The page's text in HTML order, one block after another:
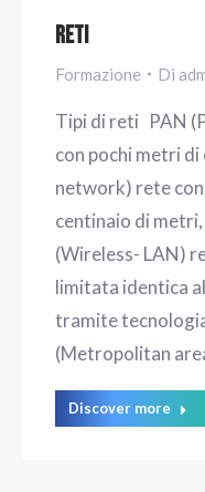
Reti
Formazione Di
Tipi di reti PAN
con pochi metri di
network) rete con
centinaio di
(Wireless- LAN)
limitata identica
tramite
(Metropolitan
Discover more